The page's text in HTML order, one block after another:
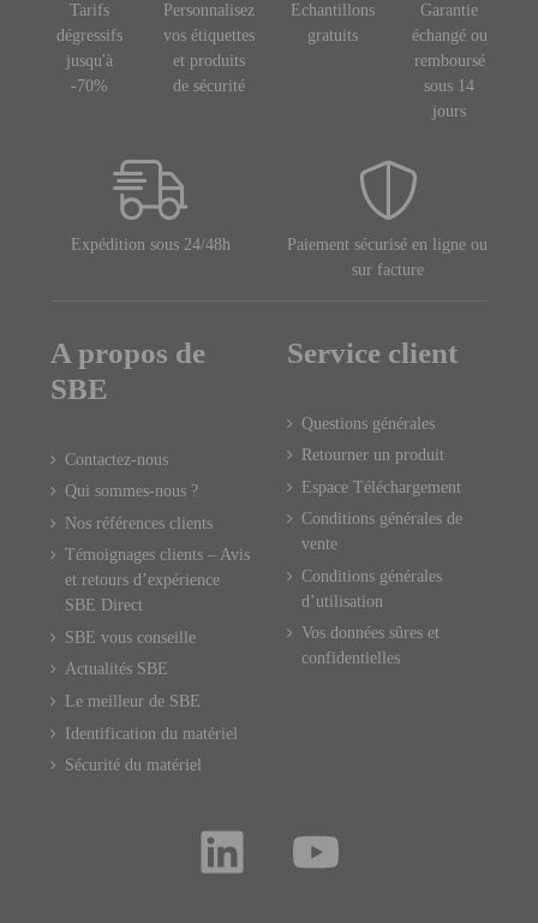
Tarifs
dégressifs
jusqu'à
-70%
Personnalisez
vos étiquettes
et produits
de sécurité
Echantillons
gratuits
Garantie
échangé ou
remboursé
sous 14
jours
Expédition sous 24/48h
Paiement sécurisé en ligne ou
sur facture
A propos de
SBE
Contactez-nous
Qui sommes-nous ?
Nos références clients
Témoignages clients – Avis
et retours d’expérience
SBE Direct
SBE vous conseille
Actualités SBE
Le meilleur de SBE
Identification du matériel
Sécurité du matériel
Service client
Questions générales
Retourner un produit
Espace Téléchargement
Conditions générales de
vente
Conditions générales
d’utilisation
Vos données sûres et
confidentielles